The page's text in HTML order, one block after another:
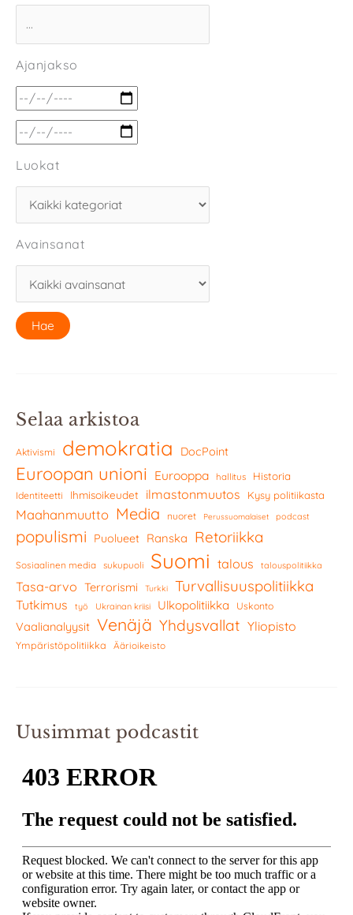
Ajanjakso
Luokat
Avainsanat
Selaa arkistoa
Aktivismi demokratia DocPoint
Euroopan unioni Eurooppa hallitus Historia
Identiteetti Ihmisoikeudet ilmastonmuutos Kysy politiikasta
Maahanmuutto Media nuoret Perussuomalaiset podcast
populismi Puolueet Ranska Retoriikka
Sosiaalinen media sukupuoli Suomi talous talouspolitiikka
Tasa-arvo Terrorismi Turkki Turvallisuuspolitiikka
Tutkimus työ Ukrainan kriisi Ulkopolitiikka Uskonto
Vaalianalyysit Venäjä Yhdysvallat Yliopisto
Ympäristöpolitiikka Äärioikeisto
Uusimmat podcastit